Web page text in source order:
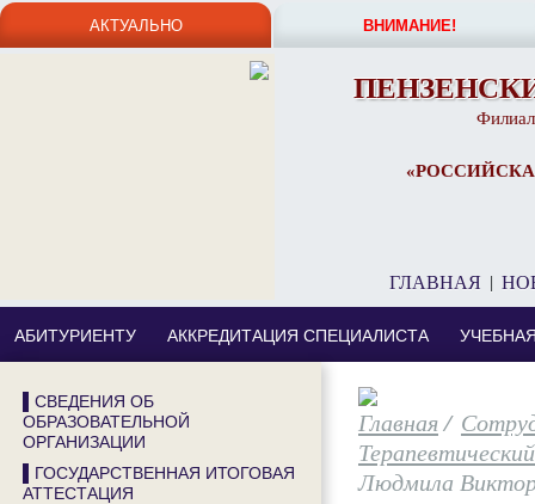
АКТУАЛЬНО ВНИМАНИЕ!
ГЛАВНАЯ |
АБИТУРИЕНТУ АККРЕДИТАЦИЯ СПЕЦИАЛИСТА
/
Людмила
▌СВЕДЕНИЯ ОБ
ОБРАЗОВАТЕЛЬНОЙ
ОРГАНИЗАЦИИ
▌ГОСУДАРСТВЕННАЯ ИТОГОВАЯ
АТТЕСТАЦИЯ